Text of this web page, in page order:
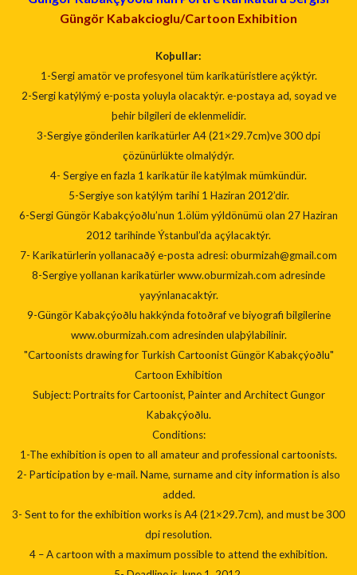
Güngör Kabakcioglu/Cartoon Exhibition
Koþullar:
1-Sergi amatör ve profesyonel tüm karikatüristlere açýktýr.
2-Sergi katýlýmý e-posta yoluyla olacaktýr. e-postaya ad, soyad ve
þehir bilgileri de eklenmelidir.
3-Sergiye gönderilen karikatürler A4 (21×29.7cm)ve 300 dpi
çözünürlükte olmalýdýr.
4- Sergiye en fazla 1 karikatür ile katýlmak mümkündür.
5-Sergiye son katýlým tarihi 1 Haziran 2012’dir.
6-Sergi Güngör Kabakçýoðlu’nun 1.ölüm yýldönümü olan 27 Haziran
2012 tarihinde Ýstanbul’da açýlacaktýr.
7- Karikatürlerin yollanacaðý e-posta adresi: oburmizah@gmail.com
8-Sergiye yollanan karikatürler www.oburmizah.com adresinde
yayýnlanacaktýr.
9-Güngör Kabakçýoðlu hakkýnda fotoðraf ve biyografi bilgilerine
www.oburmizah.com adresinden ulaþýlabilinir.
‎"Cartoonists drawing for Turkish Cartoonist Güngör Kabakçýoðlu"
Cartoon Exhibition
Subject: Portraits for Cartoonist, Painter and Architect Gungor
Kabakçýoðlu.
Conditions:
1-The exhibition is open to all amateur and professional cartoonists.
2- Participation by e-mail. Name, surname and city information is also
added.
3- Sent to for the exhibition works is A4 (21×29.7cm), and must be 300
dpi resolution.
4 – A cartoon with a maximum possible to attend the exhibition.